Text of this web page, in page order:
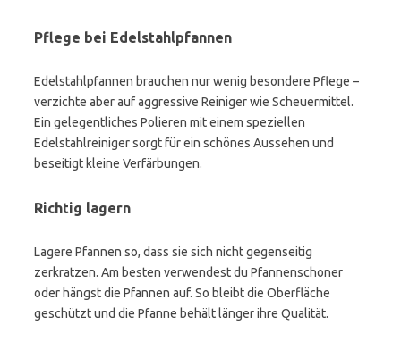
Pflege bei Edelstahlpfannen
Edelstahlpfannen brauchen nur wenig besondere Pflege –
verzichte aber auf aggressive Reiniger wie Scheuermittel.
Ein gelegentliches Polieren mit einem speziellen
Edelstahlreiniger sorgt für ein schönes Aussehen und
beseitigt kleine Verfärbungen.
Richtig lagern
Lagere Pfannen so, dass sie sich nicht gegenseitig
zerkratzen. Am besten verwendest du Pfannenschoner
oder hängst die Pfannen auf. So bleibt die Oberfläche
geschützt und die Pfanne behält länger ihre Qualität.